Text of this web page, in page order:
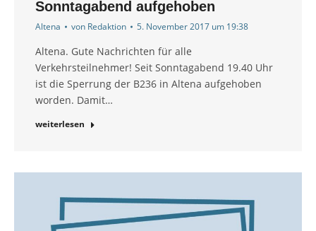
Sonntagabend aufgehoben
Altena von Redaktion 5. November 2017 um 19:38
Altena. Gute Nachrichten für alle
Verkehrsteilnehmer! Seit Sonntagabend 19.40 Uhr
ist die Sperrung der B236 in Altena aufgehoben
worden. Damit…
weiterlesen